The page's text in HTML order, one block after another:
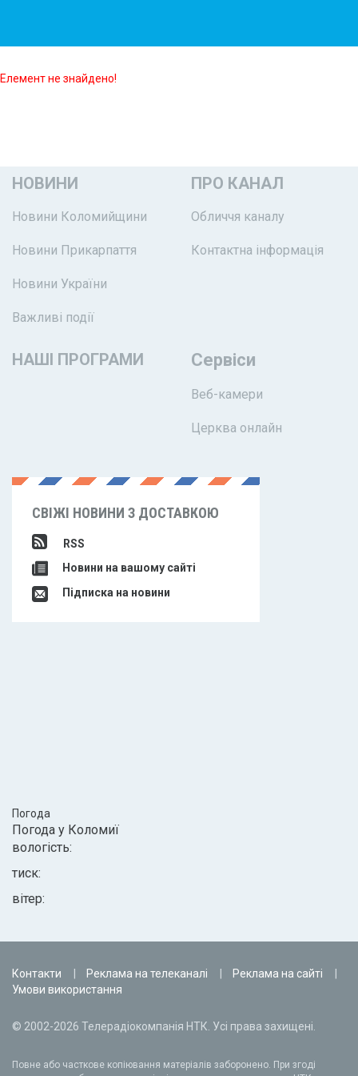
Елемент не знайдено!
НОВИНИ
Новини Коломийщини
Новини Прикарпаття
Новини України
Важливі події
ПРО КАНАЛ
Обличчя каналу
Контактна інформація
НАШІ ПРОГРАМИ Сервіси
Веб-камери
Церква онлайн
СВІЖІ НОВИНИ З ДОСТАВКОЮ
RSS
Новини на вашому сайті
Підписка на новини
Погода
Погода у Коломиї
вологість:
тиск:
вітер:
Контакти Реклама на телеканалі
Реклама на сайті
Умови використання
© 2002-2026 Телерадіокомпанія НТК. Усі права захищені.
Повне або часткове копіювання матеріалів заборонено. При згоді